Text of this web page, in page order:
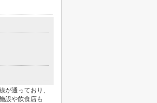
が通っており、
設や飲食店も